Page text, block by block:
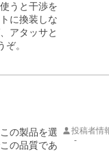
うと干渉を
に換装しな
アタッサと
。
の製品を選
の品質であ
投稿者情
-